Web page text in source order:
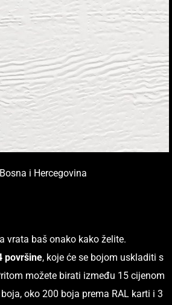
i Hercegovina
vrata baš onako kako želite.
površine, koje će se bojom uskladiti s
možete birati između 15 cijenom
oko 200 boja prema RAL karti i 3